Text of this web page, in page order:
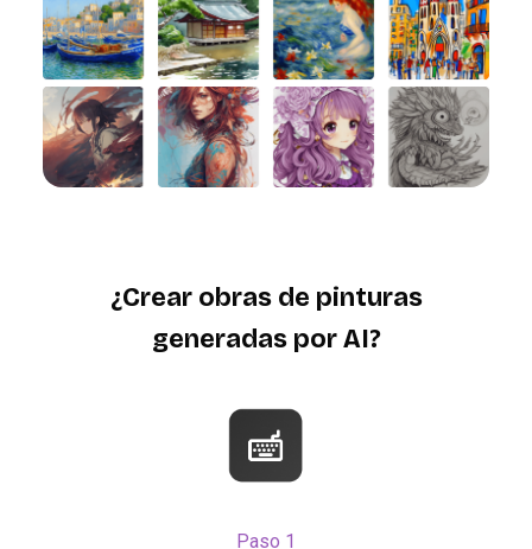
¿Crear obras de pinturas
generadas por AI?
Paso 1